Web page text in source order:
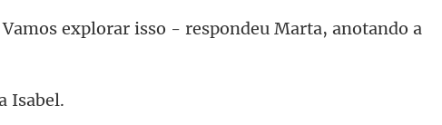
os explorar isso - respondeu